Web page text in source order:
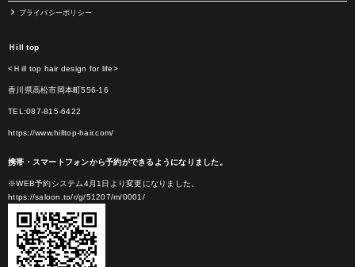
プライバシーポリシー
Ｈill top
<Ｈill top hair design for life>
香川県高松市岡本町556-16
TEL:087-815-6422
https://www.hilltop-hair.com/
携帯・スマートフォンから予約ができるようになりました。
※WEB予約システム4月1日より変更になりました。
https://saloon.to/r/g/51207/m/0001/